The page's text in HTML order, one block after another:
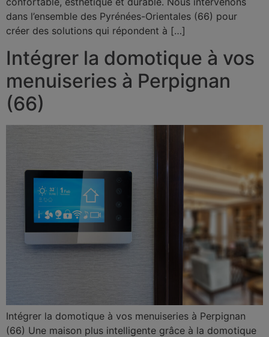
dans l’ensemble des Pyrénées-Orientales (66) pour
créer des solutions qui répondent à […]
Intégrer la domotique à vos
menuiseries à Perpignan
(66)
Intégrer la domotique à vos menuiseries à Perpignan
(66) Une maison plus intelligente grâce à la domotique